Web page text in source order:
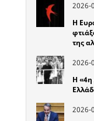
2026-
Η
της
2026-
Η «4η
2026-